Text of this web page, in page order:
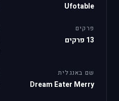
Ufotable
פרקים
13 פרקים
שם באנגלית
Dream Eater Merry